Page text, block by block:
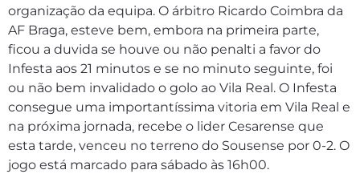
organização da equipa. O árbitro Ricardo Coimbra da
AF Braga, esteve bem, embora na primeira parte,
ficou a duvida se houve ou não penalti a favor do
Infesta aos 21 minutos e se no minuto seguinte, foi
ou não bem invalidado o golo ao Vila Real. O Infesta
consegue uma importantíssima vitoria em Vila Real e
na próxima jornada, recebe o lider Cesarense que
esta tarde, venceu no terreno do Sousense por 0-2. O
jogo está marcado para sábado às 16h00.